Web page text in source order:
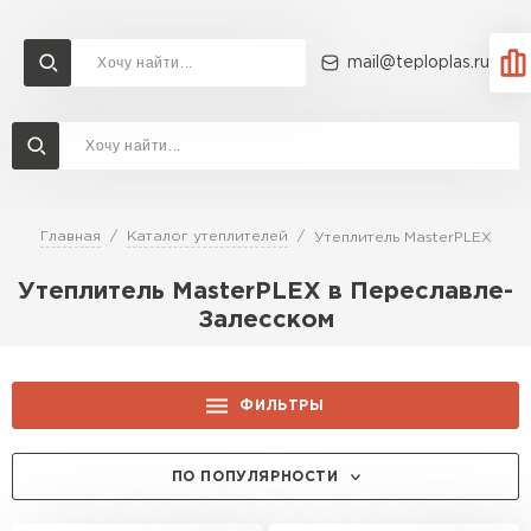
mail@teploplas.ru
Главная Каталог утеплителей Утеплитель MasterPLEX
Утеплитель MasterPLEX в Переславле-
Залесском
ФИЛЬТРЫ
ПО ПОПУЛЯРНОСТИ
Доставка и оплата
Перейти в каталог
Утеплитель Ветонит
Утеплитель Profiplex
ПЕРЕЙТИ
Утеплитель Rockwool
Утеплитель Пеноплекс